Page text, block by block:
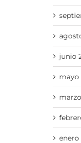
junio
mayo
enero